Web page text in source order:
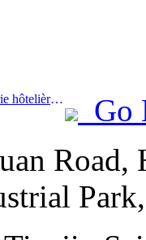
Prev:L'ère post-marque de l'industrie hôtelière : de l'expansion à l'efficacité
Go